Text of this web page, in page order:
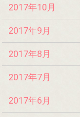
2017年10月
2017年9月
2017年8月
2017年7月
2017年6月